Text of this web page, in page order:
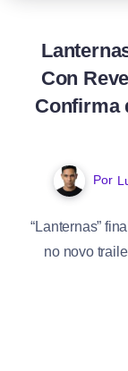
Con
Confirma
Por
“Lanternas”
no novo